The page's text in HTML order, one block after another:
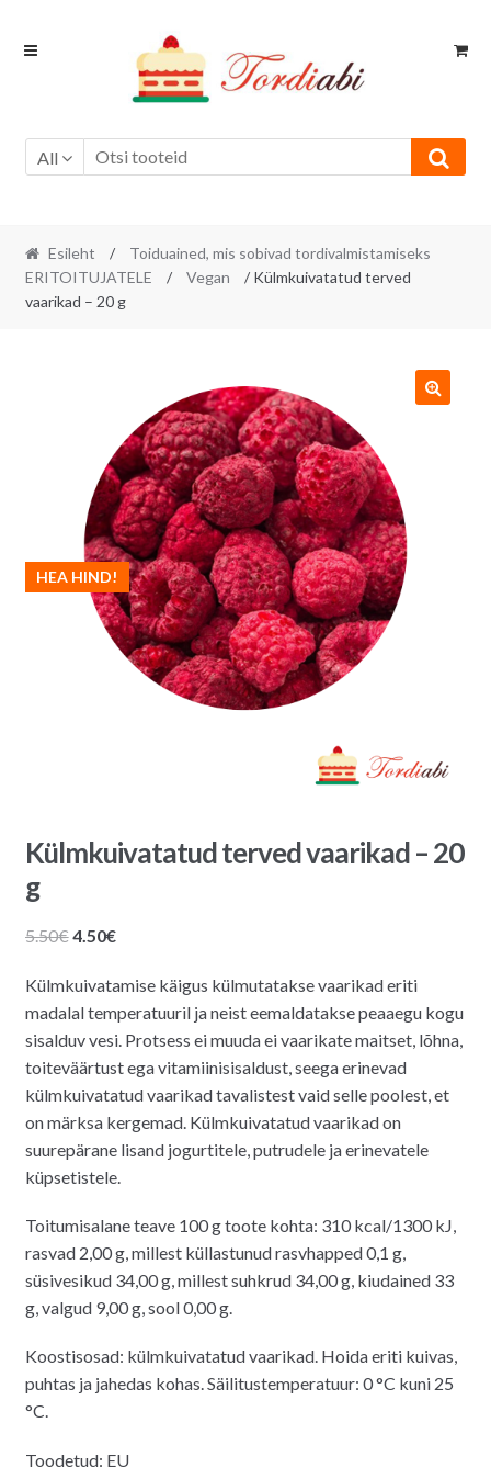
Skip
Skip
All
Esileht /
Toiduained, mis sobivad tordivalmistamiseks
ERITOITUJATELE
/ Vegan
/ Külmkuivatatud terved
vaarikad – 20 g
HEA HIND!
Külmkuivatatud terved vaarikad – 20
g
5.50€Algne
oli:
5.50€.
4.50€Praegune
on:
4.50€.
Külmkuivatamise käigus külmutatakse vaarikad eriti
madalal temperatuuril ja neist eemaldatakse peaaegu kogu
sisalduv vesi. Protsess ei muuda ei vaarikate maitset, lõhna,
toiteväärtust ega vitamiinisisaldust, seega erinevad
külmkuivatatud vaarikad tavalistest vaid selle poolest, et
on märksa kergemad. Külmkuivatatud vaarikad on
suurepärane lisand jogurtitele, putrudele ja erinevatele
küpsetistele.
Toitumisalane teave 100 g toote kohta: 310 kcal/1300 kJ,
rasvad 2,00 g, millest küllastunud rasvhapped 0,1 g,
süsivesikud 34,00 g, millest suhkrud 34,00 g, kiudained 33
g, valgud 9,00 g, sool 0,00 g.
Koostisosad: külmkuivatatud vaarikad. Hoida eriti kuivas,
puhtas ja jahedas kohas. Säilitustemperatuur: 0 °C kuni 25
°C.
Toodetud: EU